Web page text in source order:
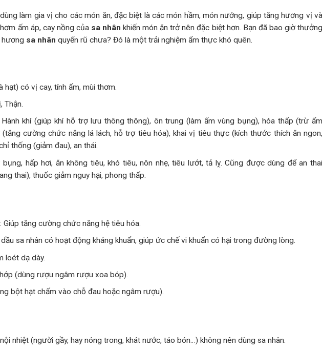
làm gia vị cho các món ăn, đặc biệt là các món hầm, món nướng, giúp tăng hương vị và
ấm áp, cay nồng của sa nhân khiến món ăn trở nên đặc biệt hơn. Bạn đã bao giờ thưởng
sa nhân quyến rũ chưa? Đó là một trải nghiệm ẩm thực khó quên.
hạt) có vị cay, tính ấm, mùi thơm.
Thận.
khí (giúp khí hỗ trợ lưu thông thông), ôn trung (làm ấm vùng bụng), hóa thấp (trừ ẩm
cường chức năng lá lách, hỗ trợ tiêu hóa), khai vị tiêu thực (kích thước thích ăn ngon,
thống (giảm đau), an thái.
bụng, hấp hơi, ăn không tiêu, khó tiêu, nôn nhẹ, tiêu lướt, tả lỵ. Cũng được dùng để an thai
thai), thuốc giảm nguy hại, phong thấp.
Giúp tăng cường chức năng hệ tiêu hóa.
dầu sa nhân có hoạt động kháng khuẩn, giúp ức chế vi khuẩn có hại trong đường lòng.
loét dạ dày.
(dùng rượu ngâm rượu xoa bóp).
bột hạt chấm vào chỗ đau hoặc ngâm rượu).
nhiệt (người gầy, hay nóng trong, khát nước, táo bón…) không nên dùng sa nhân.